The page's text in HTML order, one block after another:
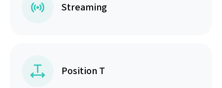
Streaming
Position T